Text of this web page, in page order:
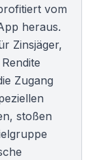
vom
heraus.
Zinsjäger,
Zugang
stoßen